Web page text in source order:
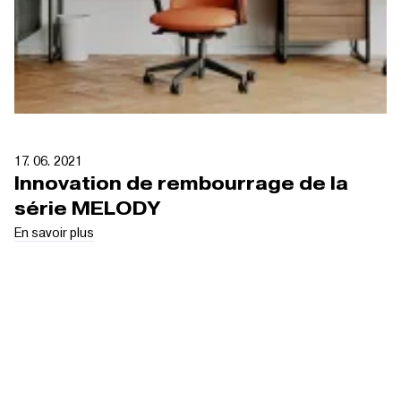
17. 06. 2021
Innovation de rembourrage de la
série MELODY
En savoir plus